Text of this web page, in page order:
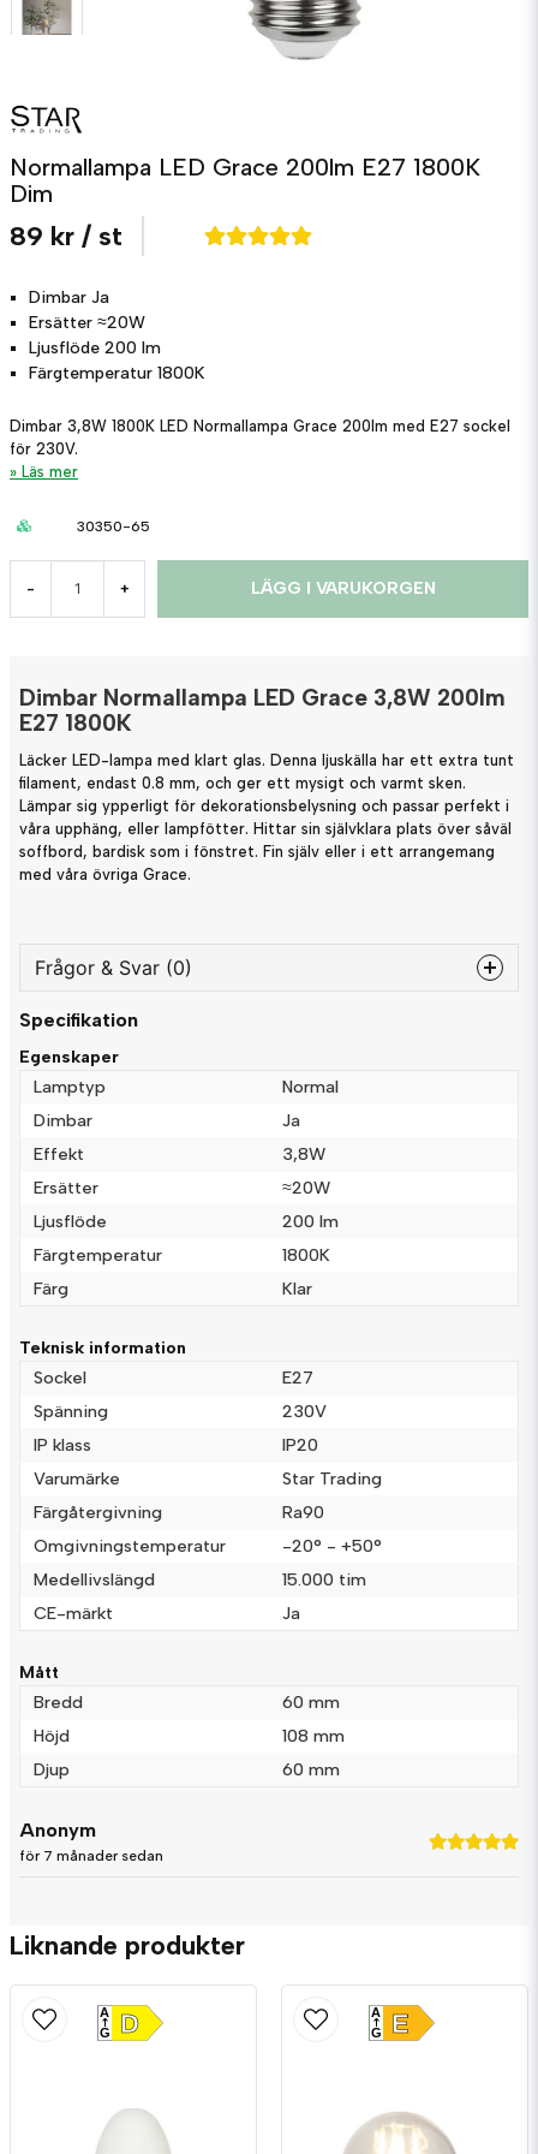
Normallampa LED Grace 200lm E27 1800K
Dim
89 kr / st
Dimbar Ja
Ersätter ≈20W
Ljusflöde 200 lm
Färgtemperatur 1800K
Dimbar 3,8W 1800K LED Normallampa Grace 200lm med E27 sockel
för 230V.
Läs mer
30350-65
- + LÄGG I VARUKORGEN
Dimbar Normallampa LED Grace 3,8W 200lm
E27 1800K
Läcker LED-lampa med klart glas. Denna ljuskälla har ett extra tunt
filament, endast 0.8 mm, och ger ett mysigt och varmt sken.
Lämpar sig ypperligt för dekorationsbelysning och passar perfekt i
våra upphäng, eller lampfötter. Hittar sin självklara plats över såväl
soffbord, bardisk som i fönstret. Fin själv eller i ett arrangemang
med våra övriga Grace.
Frågor & Svar (0)
question
name
email
Mejladress
Ja, ni får publicera min fråga
Specifikation
Egenskaper
Lamptyp
Normal
Dimbar
Ja
Effekt
3,8W
Ersätter
≈20W
Ljusflöde
200 lm
Färgtemperatur
1800K
Färg
Klar
Teknisk information
Sockel
E27
Spänning
230V
IP klass
IP20
Varumärke
Star Trading
Färgåtergivning
Ra90
Omgivningstemperatur
-20° - +50°
Medellivslängd
15.000 tim
CE-märkt
Ja
Mått
Bredd
60 mm
Höjd
108 mm
Djup
60 mm
Anonym
för 7 månader sedan
Liknande produkter
D
A
G E
A
G